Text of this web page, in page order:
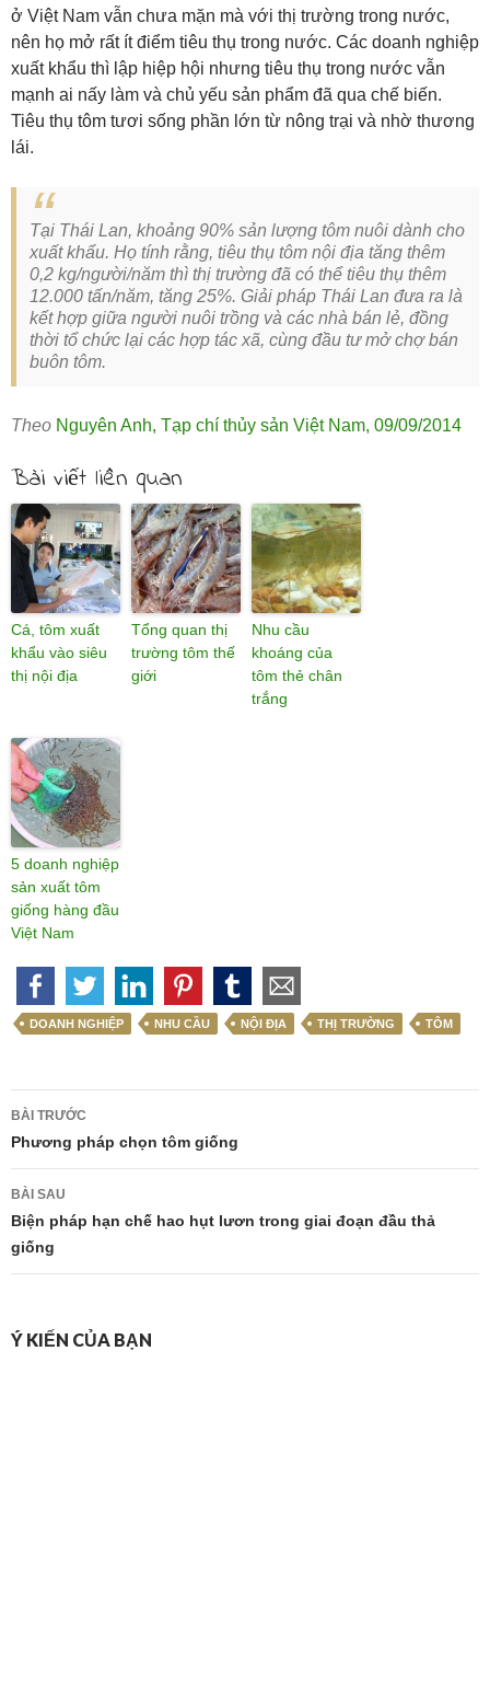
ở Việt Nam vẫn chưa mặn mà với thị trường trong nước,
nên họ mở rất ít điểm tiêu thụ trong nước. Các doanh nghiệp
xuất khẩu thì lập hiệp hội nhưng tiêu thụ trong nước vẫn
mạnh ai nấy làm và chủ yếu sản phẩm đã qua chế biến.
Tiêu thụ tôm tươi sống phần lớn từ nông trại và nhờ thương
lái.
Tại Thái Lan, khoảng 90% sản lượng tôm nuôi dành cho
xuất khẩu. Họ tính rằng, tiêu thụ tôm nội địa tăng thêm
0,2 kg/người/năm thì thị trường đã có thể tiêu thụ thêm
12.000 tấn/năm, tăng 25%. Giải pháp Thái Lan đưa ra là
kết hợp giữa người nuôi trồng và các nhà bán lẻ, đồng
thời tổ chức lại các hợp tác xã, cùng đầu tư mở chợ bán
buôn tôm.
Theo Nguyên Anh, Tạp chí thủy sản Việt Nam, 09/09/2014
Bài viết liên quan
Cá, tôm xuất
khẩu vào siêu
thị nội địa
Tổng quan thị
trường tôm thế
giới
Nhu cầu
khoáng của
tôm thẻ chân
trắng
5 doanh nghiệp
sản xuất tôm
giống hàng đầu
Việt Nam
DOANH NGHIỆP NHU CẦU NỘI ĐỊA THỊ TRƯỜNG TÔM
Điều
hướng
bài
viết
BÀI TRƯỚC
Phương pháp chọn tôm giống
BÀI SAU
Biện pháp hạn chế hao hụt lươn trong giai đoạn đầu thả
giống
Ý KIẾN CỦA BẠN